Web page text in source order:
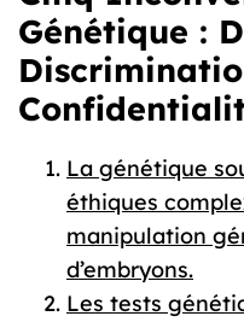
Génétique :
La génétique
éthiques
manipulation
d’embryons.
Les tests